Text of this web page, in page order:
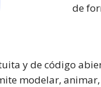
de
y de código
modelar, animar,